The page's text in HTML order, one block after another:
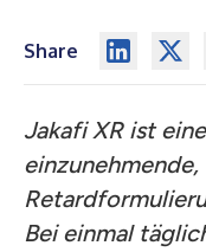
Share
Jakafi XR ist
Bei einmal